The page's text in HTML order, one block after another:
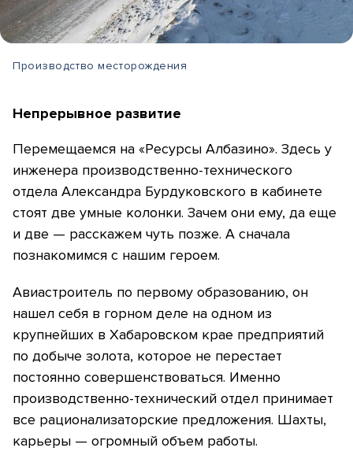
Производство месторождения
Непрерывное развитие
Перемещаемся на «Ресурсы Албазино». Здесь у
инженера производственно-технического
отдела Александра Бурдуковского в кабинете
стоят две умные колонки. Зачем они ему, да еще
и две — расскажем чуть позже. А сначала
познакомимся с нашим героем.
Авиастроитель по первому образованию, он
нашел себя в горном деле на одном из
крупнейших в Хабаровском крае предприятий
по добыче золота, которое не перестает
постоянно совершенствоваться. Именно
производственно-технический отдел принимает
все рационализаторские предложения. Шахты,
карьеры — огромный объем работы.